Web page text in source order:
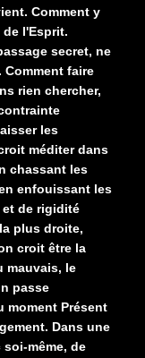
Comment y
l'Esprit.
secret, ne
faire
rien chercher,
les
méditer dans
chassant les
enfouissant les
de rigidité
plus droite,
croit être la
mauvais, le
passe
moment Présent
Dans une
même, de